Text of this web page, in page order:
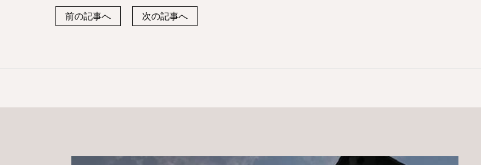
前の記事へ 次の記事へ